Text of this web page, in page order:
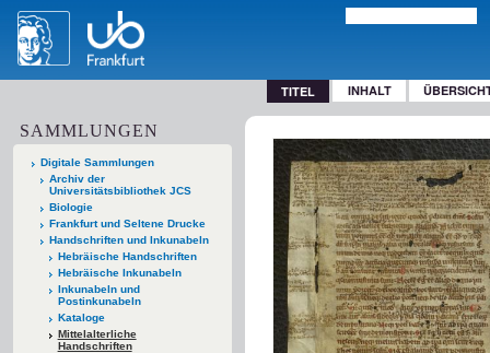
TITEL INHALT
SAMMLUNGEN
Digitale Sammlungen
Archiv der
Universitätsbibliothek JCS
Biologie
Frankfurt und Seltene Drucke
Handschriften und Inkunabeln
Hebräische Handschriften
Hebräische Inkunabeln
Inkunabeln und
Postinkunabeln
Kataloge
Mittelalterliche
Handschriften